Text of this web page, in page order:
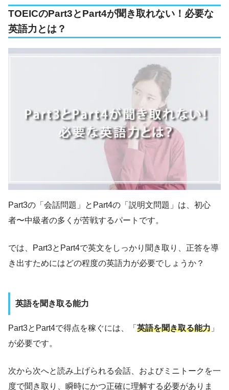
TOEICのPart3とPart4が聞き取れない！必要な
英語力とは？
Part3の「会話問題」とPart4の「説明文問題」は、初心
者〜中級者の多くが苦戦するパートです。
では、Part3とPart4で英文をしっかり聞き取り、正答を導
き出すためにはどの程度の英語力が必要でしょうか？
英語を聞き取る能力
Part3とPart4で得点を稼ぐには、「 英語を聞き取る能力 」
が必要です。
次から次へと読み上げられる会話、およびミニトークを一
度で聞き取り、瞬時にかつ正確に理解する必要がありま